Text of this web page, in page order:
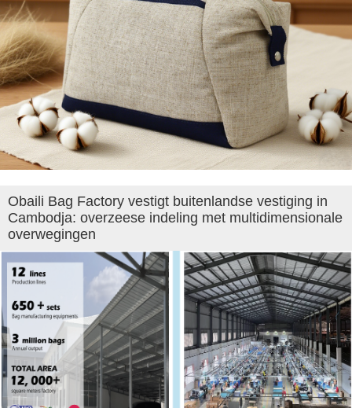
Obaili Bag Factory vestigt buitenlandse vestiging in
Cambodja: overzeese indeling met multidimensionale
overwegingen